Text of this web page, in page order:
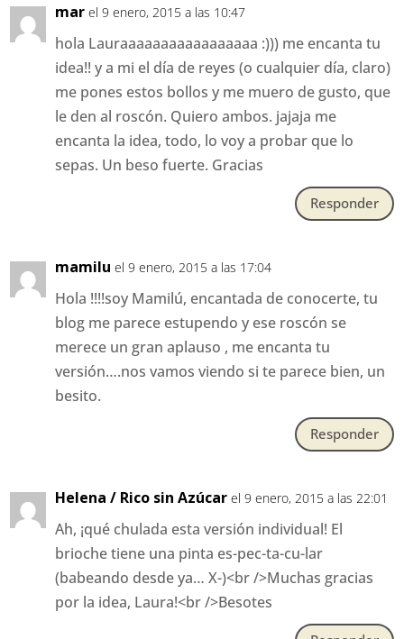
mar el 9 enero, 2015 a las 10:47
hola Lauraaaaaaaaaaaaaaaaa :))) me encanta tu
idea!! y a mi el día de reyes (o cualquier día, claro)
me pones estos bollos y me muero de gusto, que
le den al roscón. Quiero ambos. jajaja me
encanta la idea, todo, lo voy a probar que lo
sepas. Un beso fuerte. Gracias
Responder
mamilu el 9 enero, 2015 a las 17:04
Hola !!!!soy Mamilú, encantada de conocerte, tu
blog me parece estupendo y ese roscón se
merece un gran aplauso , me encanta tu
versión….nos vamos viendo si te parece bien, un
besito.
Responder
Helena / Rico sin Azúcar el 9 enero, 2015 a las 22:01
Ah, ¡qué chulada esta versión individual! El
brioche tiene una pinta es-pec-ta-cu-lar
(babeando desde ya… X-)<br />Muchas gracias
por la idea, Laura!<br />Besotes